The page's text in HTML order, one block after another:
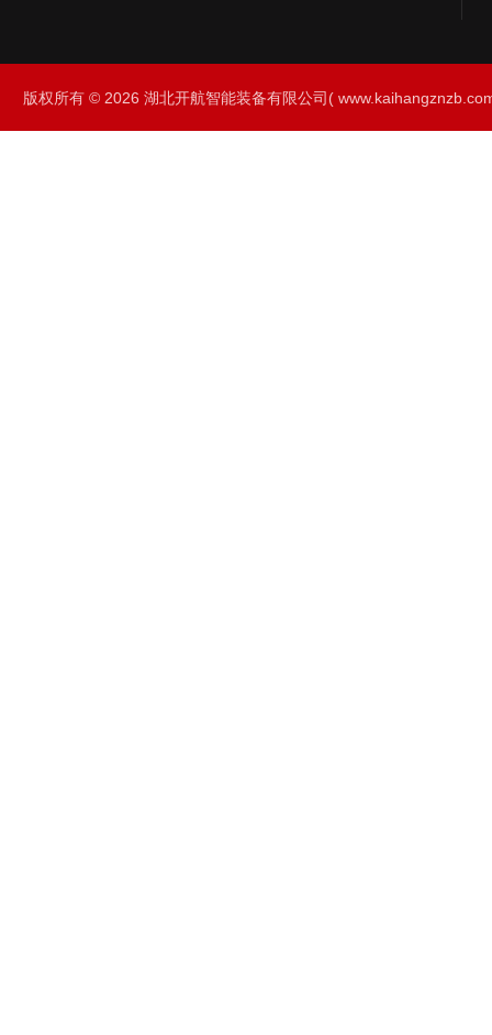
版权所有 © 2026 湖北开航智能装备有限公司(